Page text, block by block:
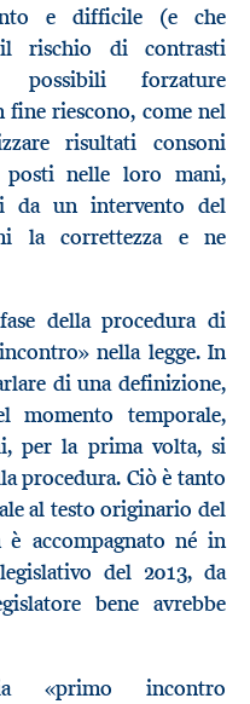
e difficile (e che
il rischio di contrasti
forzature
riescono, come nel
risultati consoni
posti nelle loro mani,
da un intervento del
la correttezza e ne
della procedura di
nella legge. In
di una definizione,
momento temporale,
per la prima volta, si
procedura. Ciò è tanto
al testo originario del
accompagnato né in
del 2013, da
bene avrebbe
«primo incontro